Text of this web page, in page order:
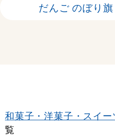
だんご のぼり
和菓子・洋菓子・スイー
覧